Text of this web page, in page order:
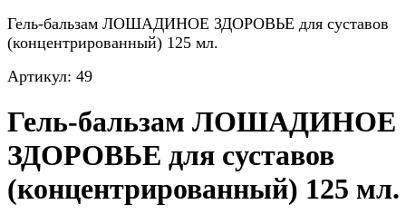
Гель-бальзам ЛОШАДИНОЕ ЗДОРОВЬЕ для суставов
(концентрированный) 125 мл.
Артикул: 49
Гель-бальзам ЛОШАДИНОЕ
ЗДОРОВЬЕ для суставов
(концентрированный) 125 мл.